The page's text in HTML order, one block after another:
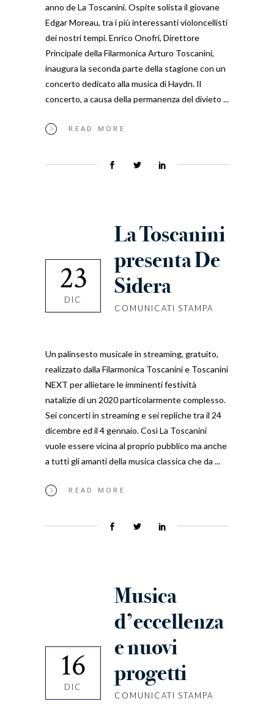
anno de La Toscanini. Ospite solista il giovane
Edgar Moreau, tra i più interessanti violoncellisti
dei nostri tempi. Enrico Onofri, Direttore
Principale della Filarmonica Arturo Toscanini,
inaugura la seconda parte della stagione con un
concerto dedicato alla musica di Haydn. Il
concerto, a causa della permanenza del divieto
READ MORE
23
DIC
La Toscanini
presenta De
Sidera
COMUNICATI STAMPA
Un palinsesto musicale in streaming, gratuito,
realizzato dalla Filarmonica Toscanini e Toscanini
NEXT per allietare le imminenti festività
natalizie di un 2020 particolarmente complesso.
Sei concerti in streaming e sei repliche tra il 24
dicembre ed il 4 gennaio. Così La Toscanini
vuole essere vicina al proprio pubblico ma anche
a tutti gli amanti della musica classica che da
READ MORE
16
DIC
Musica
d’eccellenza
e nuovi
progetti
COMUNICATI STAMPA